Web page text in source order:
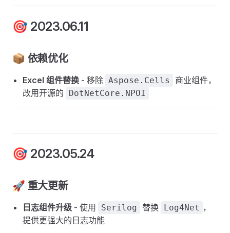
🎯 2023.06.11
📦 依赖优化
Excel 组件替换 - 移除 Aspose.Cells
商业组件，
改用开源的
DotNetCore.NPOI
🎯 2023.05.24
🚀 重大更新
日志组件升级 - 使用 Serilog 替换 Log4Net ，
提供更强大的日志功能